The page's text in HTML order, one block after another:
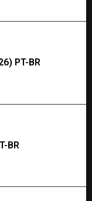
PT-BR
BR